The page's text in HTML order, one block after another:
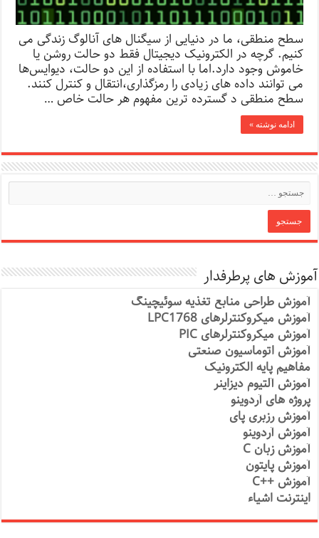
سطح منطقی، ما در دنیایی از سیگنال های آنالوگ زندگی می
کنیم. گرچه در الکترونیک دیجیتال فقط دو حالت روشن یا
خاموش وجود دارد.اما با استفاده از این دو حالت، دیوایس‌ها
می توانند داده های زیادی را رمزگذاری،انتقال و کنترل کنند.
سطح منطقی د گسترده ترین مفهوم هر حالت خاص …
ادامه نوشته »
آموزش های پرطرفدار
آموزش طراحی منابع تغذیه سوئیچینگ
آموزش میکروکنترلرهای LPC1768
آموزش میکروکنترلرهای PIC
آموزش اتوماسیون صنعتی
مفاهیم پایه الکترونیک
آموزش آلتیوم دیزاینر
پروژه های آردوینو
آموزش رزبری پای
آموزش آردوینو
آموزش زبان C
آموزش پایتون
آموزش ++C
اینترنت اشیاء